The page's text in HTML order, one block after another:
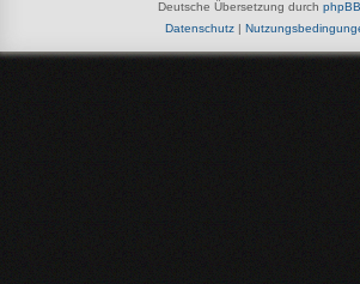
Deutsche Übersetzung durch
Datenschutz|